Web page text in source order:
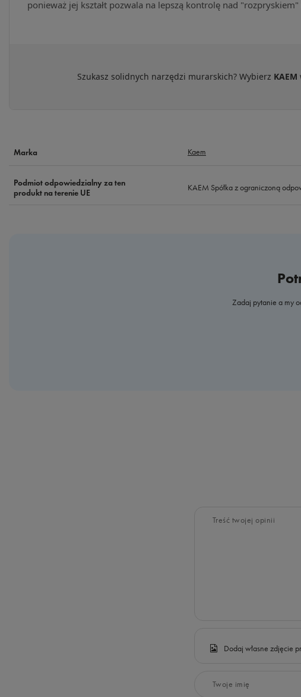
ponieważ jej kształt pozwala na lepszą kontrolę nad "rozpryskiem"
Szukasz solidnych narzędzi murarskich? Wybierz KAEM
Marka Kaem
Podmiot odpowiedzialny za ten
produkt na terenie UE
KAEM Spółka z ograniczoną
Zadaj pytanie a my
Treść twojej opinii
Dodaj własne zdjęcie
Twoje imię